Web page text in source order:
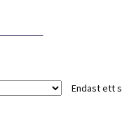
alternativen
Endast ett